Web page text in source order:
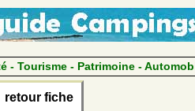
- Tourisme - Patrimoine -
retour fiche